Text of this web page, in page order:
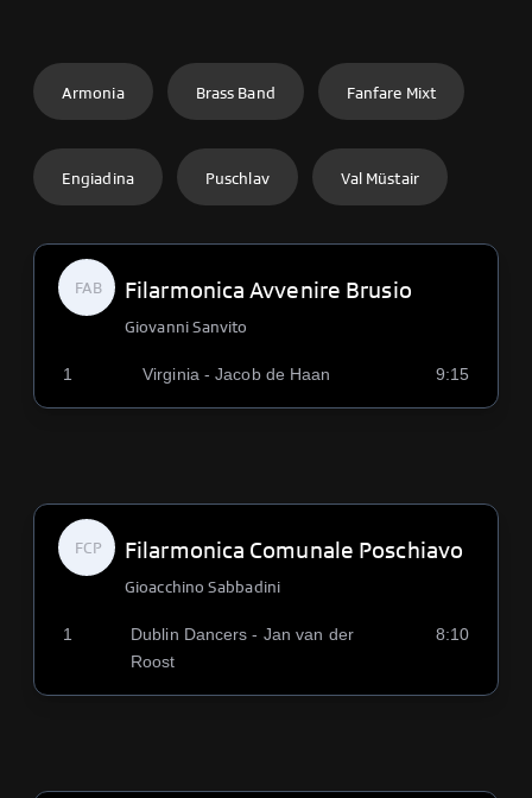
Armonia Brass Band Fanfare Mixt
Engiadina Puschlav Val Müstair
FAB Filarmonica Avvenire Brusio
Giovanni Sanvito
1 Virginia - Jacob de Haan 9:15
FCP Filarmonica Comunale Poschiavo
Gioacchino Sabbadini
1
Dublin Dancers - Jan van der
Roost
8:10